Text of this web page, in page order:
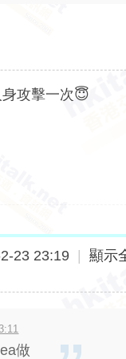
攻擊一次😇
23 23:19 顯示
做